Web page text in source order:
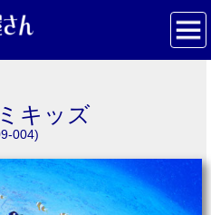
キッズ
004)